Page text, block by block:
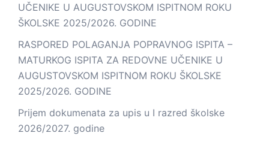
UČENIKE U AUGUSTOVSKOM ISPITNOM ROKU
ŠKOLSKE 2025/2026. GODINE
RASPORED POLAGANJA POPRAVNOG ISPITA –
MATURKOG ISPITA ZA REDOVNE UČENIKE U
AUGUSTOVSKOM ISPITNOM ROKU ŠKOLSKE
2025/2026. GODINE
Prijem dokumenata za upis u I razred školske
2026/2027. godine